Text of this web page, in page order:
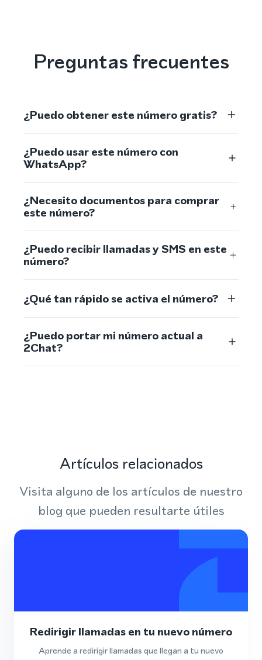
Preguntas frecuentes
¿Puedo obtener este número gratis?
¿Puedo usar este número con
WhatsApp?
¿Necesito documentos para comprar
este número?
¿Puedo recibir llamadas y SMS en este
número?
¿Qué tan rápido se activa el número?
¿Puedo portar mi número actual a
2Chat?
Artículos relacionados
Visita alguno de los artículos de nuestro
blog que pueden resultarte útiles
Redirigir llamadas en tu nuevo número
Aprende a redirigir llamadas que llegan a tu nuevo